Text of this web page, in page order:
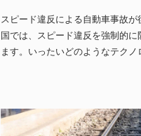
スピード違反による自動車事故
国では、スピード違反を強制的
ます。いったいどのようなテクノ